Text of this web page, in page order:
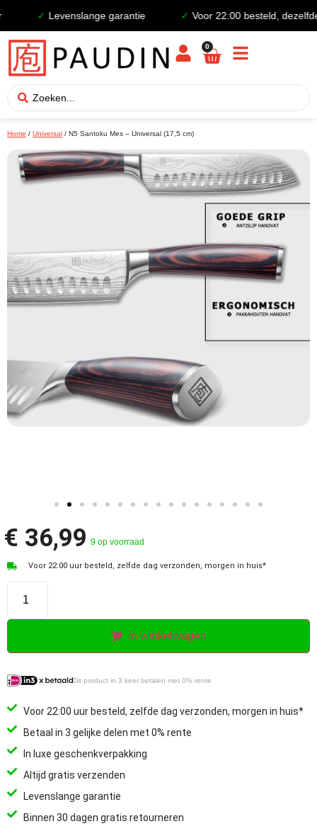
Levenslange garantie Voor 22:00 besteld, dezelfde
0
Home / Universal / N5 Santoku Mes – Universal (17,5 cm)
€ 36,99 9 op voorraad
Voor 22:00 uur besteld, zelfde dag verzonden, morgen in huis*
In winkelwagen
Dit product in 3 keer betalen met 0% rente
Voor 22:00 uur besteld, zelfde dag verzonden, morgen in huis*
Betaal in 3 gelijke delen met 0% rente
In luxe geschenkverpakking
Altijd gratis verzenden
Levenslange garantie
Binnen 30 dagen gratis retourneren